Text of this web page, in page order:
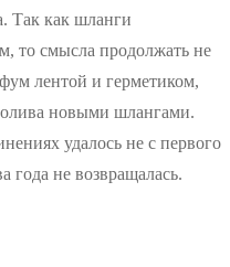
Так как шланги
то смысла продолжать не
лентой и герметиком,
новыми шлангами.
удалось не с первого
года не возвращалась.